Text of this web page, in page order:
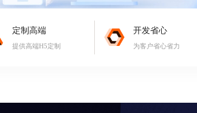
定制高端
提供高端H5定制
开发省心
为客户省心省力